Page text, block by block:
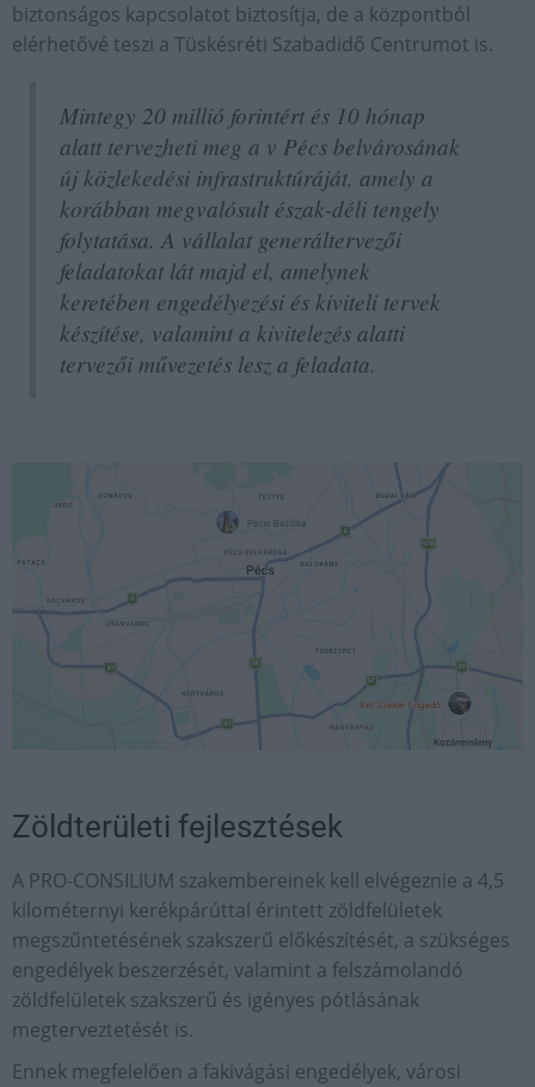
biztonságos kapcsolatot biztosítja, de a központból
elérhetővé teszi a Tüskésréti Szabadidő Centrumot is.
Mintegy 20 millió forintért és 10 hónap
alatt tervezheti meg a v Pécs belvárosának
új közlekedési infrastruktúráját, amely a
korábban megvalósult észak-déli tengely
folytatása. A vállalat generáltervezői
feladatokat lát majd el, amelynek
keretében engedélyezési és kiviteli tervek
készítése, valamint a kivitelezés alatti
tervezői művezetés lesz a feladata.
Zöldterületi fejlesztések
A PRO-CONSILIUM szakembereinek kell elvégeznie a 4,5
kilométernyi kerékpárúttal érintett zöldfelületek
megszűntetésének szakszerű előkészítését, a szükséges
engedélyek beszerzését, valamint a felszámolandó
zöldfelületek szakszerű és igényes pótlásának
megterveztetését is.
Ennek megfelelően a fakivágási engedélyek, városi